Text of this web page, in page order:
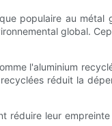
populaire au métal
global.
l'aluminium
réduit la
réduire leur